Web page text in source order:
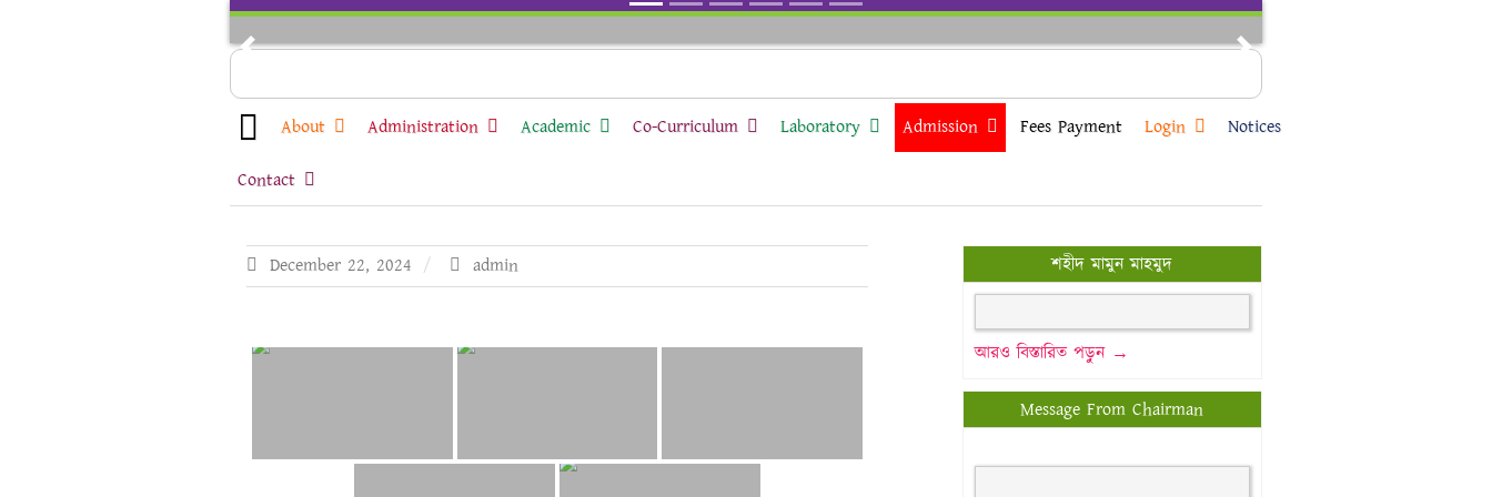
Next
About Administration Academic Co-Curriculum Laboratory Admission Fees Payment Login Notices
Contact
December 22, 2024 admin শহীদ মামুন মাহমুদ
আরও বিস্তারিত পড়ুন →
Message From Chairman